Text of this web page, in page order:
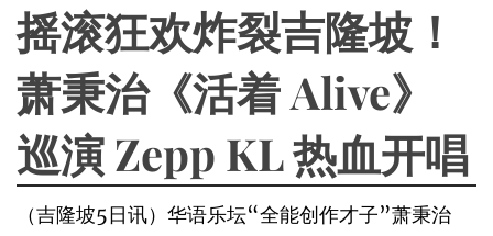
摇滚狂欢炸裂吉隆坡！
萧秉治《活着 Alive》
巡演 Zepp KL 热血开唱
（吉隆坡5日讯）华语乐坛“全能创作才子”萧秉治